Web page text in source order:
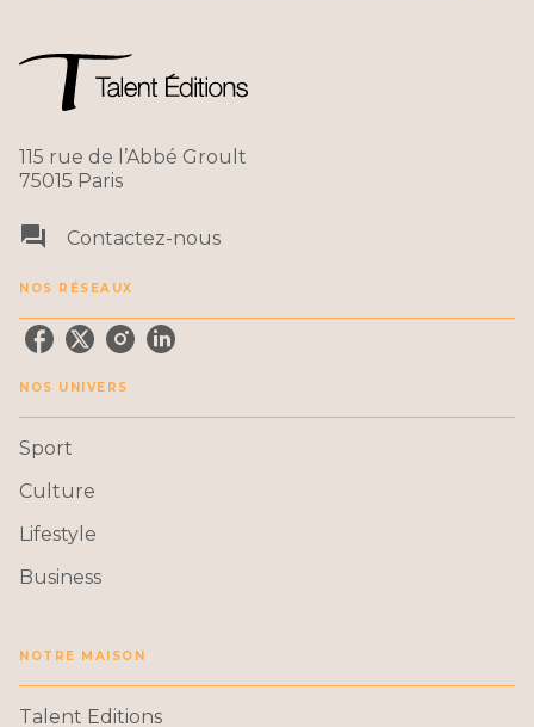
115 rue de l’Abbé Groult
75015 Paris
question_answer Contactez-nous
NOS RÉSEAUX
NOS UNIVERS
Sport
Culture
Lifestyle
Business
NOTRE MAISON
Talent Editions